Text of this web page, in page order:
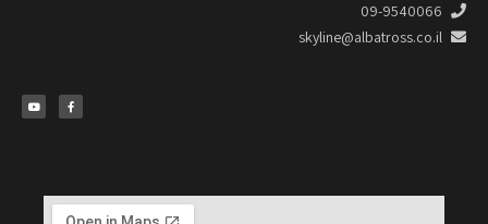
09-9540066
skyline@albatross.co.il